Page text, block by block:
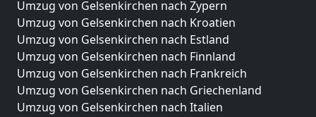
Umzug von Gelsenkirchen nach Zypern
Umzug von Gelsenkirchen nach Kroatien
Umzug von Gelsenkirchen nach Estland
Umzug von Gelsenkirchen nach Finnland
Umzug von Gelsenkirchen nach Frankreich
Umzug von Gelsenkirchen nach Griechenland
Umzug von Gelsenkirchen nach Italien